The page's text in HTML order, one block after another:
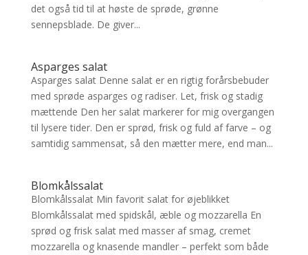
det også tid til at høste de sprøde, grønne
sennepsblade. De giver...
Asparges salat
Asparges salat Denne salat er en rigtig forårsbebuder
med sprøde asparges og radiser. Let, frisk og stadig
mættende Den her salat markerer for mig overgangen
til lysere tider. Den er sprød, frisk og fuld af farve – og
samtidig sammensat, så den mætter mere, end man...
Blomkålssalat
Blomkålssalat Min favorit salat for øjeblikket
Blomkålssalat med spidskål, æble og mozzarella En
sprød og frisk salat med masser af smag, cremet
mozzarella og knasende mandler – perfekt som både